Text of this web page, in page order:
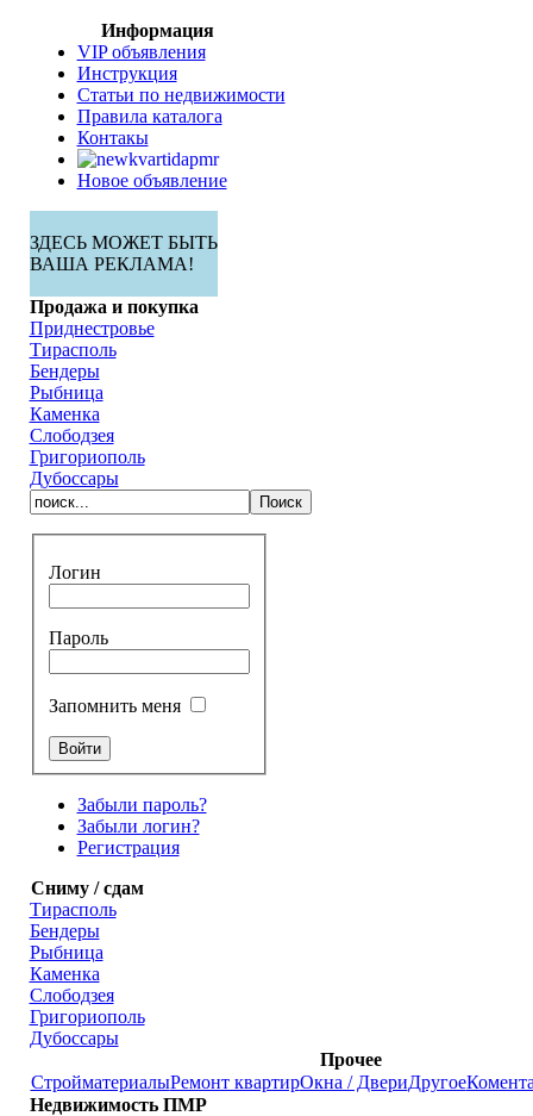
Информация
VIP объявления
Инструкция
Статьи по недвижимости
Правила каталога
Контакы
Новое объявление
ЗДЕСЬ МОЖЕТ БЫТЬ
ВАША РЕКЛАМА!
Продажа и покупка
Приднестровье
Тирасполь
Бендеры
Рыбница
Каменка
Слободзея
Григориополь
Дубоссары
Логин
Пароль
Запомнить меня
Забыли пароль?
Забыли логин?
Регистрация
Сниму / сдам
Тирасполь
Бендеры
Рыбница
Каменка
Слободзея
Григориополь
Дубоссары
Прочее
СтройматериалыРемонт квартирОкна / ДвериДругое
Недвижимость ПМР